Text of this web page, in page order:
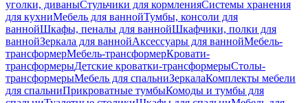
уголки, диваныСтульчики для кормленияСистемы хранения
для кухниМебель для ваннойТумбы, консоли для
ваннойШкафы, пеналы для ваннойШкафчики, полки для
ваннойЗеркала для ваннойАксессуары для ваннойМебель-
трансформерМебель-трансформерКровати-
трансформерыДетские кроватки-трансформерыСтолы-
трансформерыМебель для спальниЗеркалаКомплекты мебели
для спальниПрикроватные тумбыКомоды и тумбы для